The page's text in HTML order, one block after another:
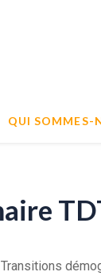
QUI SOMMES-
Transitions